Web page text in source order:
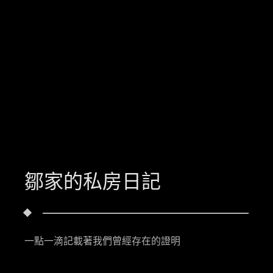
鄒家的私房日記
一點一滴記載著我們曾經存在的證明